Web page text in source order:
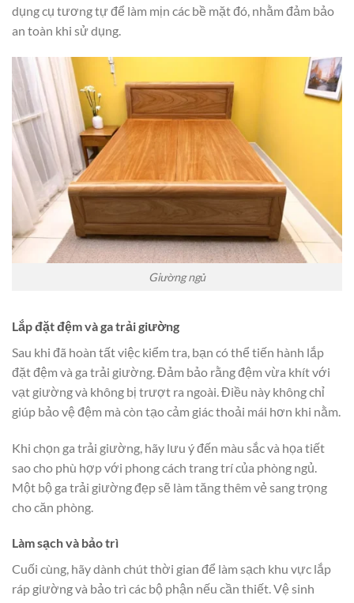
dụng cụ tương tự để làm mịn các bề mặt đó, nhằm đảm bảo
an toàn khi sử dụng.
Giường ngủ
Lắp đặt đệm và ga trải giường
Sau khi đã hoàn tất việc kiểm tra, bạn có thể tiến hành lắp
đặt đệm và ga trải giường. Đảm bảo rằng đệm vừa khít với
vạt giường và không bị trượt ra ngoài. Điều này không chỉ
giúp bảo vệ đệm mà còn tạo cảm giác thoải mái hơn khi nằm.
Khi chọn ga trải giường, hãy lưu ý đến màu sắc và họa tiết
sao cho phù hợp với phong cách trang trí của phòng ngủ.
Một bộ ga trải giường đẹp sẽ làm tăng thêm vẻ sang trọng
cho căn phòng.
Làm sạch và bảo trì
Cuối cùng, hãy dành chút thời gian để làm sạch khu vực lắp
ráp giường và bảo trì các bộ phận nếu cần thiết. Vệ sinh